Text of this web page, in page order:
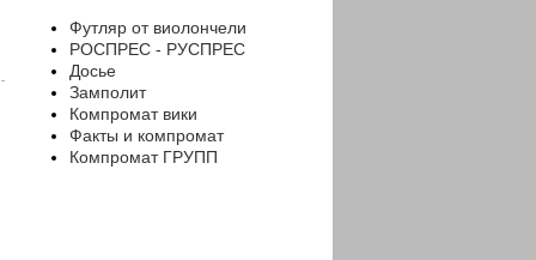
Футляр от виолончели
РОСПРЕС - РУСПРЕС
Досье
Замполит
Компромат вики
Факты и компромат
Компромат ГРУПП